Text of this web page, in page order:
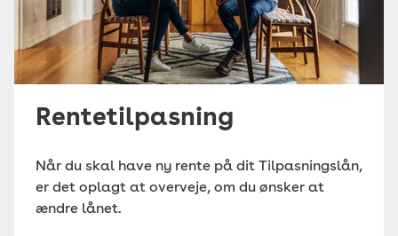
Rentetilpasning
Når du skal have ny rente på dit Tilpasningslån,
er det oplagt at overveje, om du ønsker at
ændre lånet.